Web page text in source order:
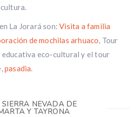
La Jorará son: Visita a familia
de mochilas arhuaco, Tour
educativa eco-cultural y el tour
pasadia.
SIERRA NEVADA DE
Y TAYRONA